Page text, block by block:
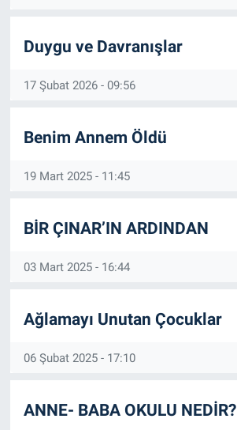
Duygu ve Davranışlar
17 Şubat 2026 - 09:56
Benim Annem Öldü
19 Mart 2025 - 11:45
BİR ÇINAR’IN ARDINDAN
03 Mart 2025 - 16:44
Ağlamayı Unutan Çocuklar
06 Şubat 2025 - 17:10
ANNE- BABA OKULU NEDİR?